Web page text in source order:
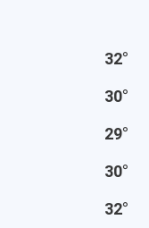
32°
30°
29°
30°
32°